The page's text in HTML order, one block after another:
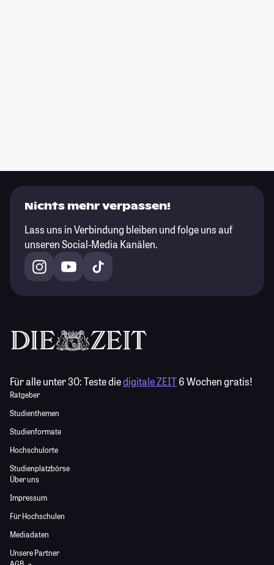
Nichts mehr verpassen!
Lass uns in Verbindung bleiben und folge uns auf
unseren Social-Media Kanälen.
Für alle unter 30:Teste diedigitale ZEIT6 Wochen gratis!
Ratgeber
Studienthemen
Studienformate
Hochschulorte
Studienplatzbörse
Über uns
Impressum
Für Hochschulen
Mediadaten
Unsere Partner